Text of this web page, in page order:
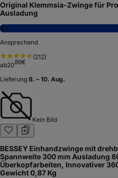
Original Klemmsia-Zwinge für
Ausladung
6,9
Ansprechend
(212)
ab2089€
Lieferung 8. – 10. Aug.
Kein Bild
BESSEY Einhandzwinge mit
Spannweite 300 mm Ausladung
Überkopfarbeiten, Innovativer
Gewicht 0,87 Kg